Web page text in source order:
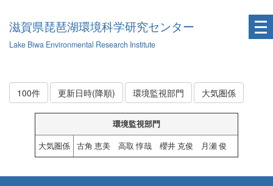
滋賀県琵琶湖環境科学研究センター
Lake Biwa Environmental Research Institute
100件 更新日時(降順) 環境監視部門 大気圏係
環境監視部門
大気圏係
古角 恵美 高取 惇哉 櫻井 克俊 月瀬 俊